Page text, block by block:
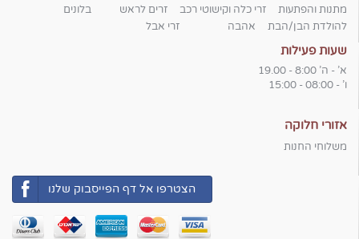
מתנות והפתעות
זרי כלה וקישוטי רכב זרים לראש
בלונים
להולדת הבן/הבת
אהבה זרי אבל
שעות פעילות
א' - ה' 8:00 - 19.00
ו' - 08:00 - 15:00
אזורי חלוקה
משלוחי החנות
הצטרפו אל דף הפייסבוק שלנו